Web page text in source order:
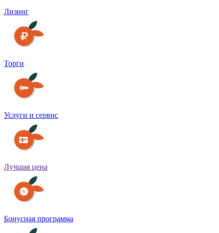
Лизинг
Торги
Услуги и сервис
Лучшая цена
Бонусная программа